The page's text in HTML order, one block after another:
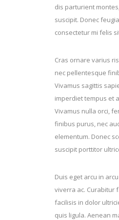
dis parturient
suscipit. Donec
consectetur mi felis
Cras ornare varius
nec pellentesque
Vivamus sagittis
imperdiet tempus et
Vivamus nulla orci,
finibus purus, nec
elementum. Donec
suscipit porttitor
Duis eget arcu in
viverra ac. Curabitur
facilisis in dolor
quis ligula. Aenean